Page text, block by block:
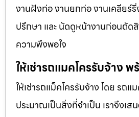
งานฝังท่อ งานยกท่อ งานเคลียร์
ปรึกษา และ นัดดูหน้างานก่อนตัด
ความพึงพอใจ
ให้เช่ารถแมคโครรับจ้าง
ให้เช่ารถแม็คโครรับจ้าง โดย ร
ประมาณเป็นสิ่งที่จำเป็น เราจึงเ